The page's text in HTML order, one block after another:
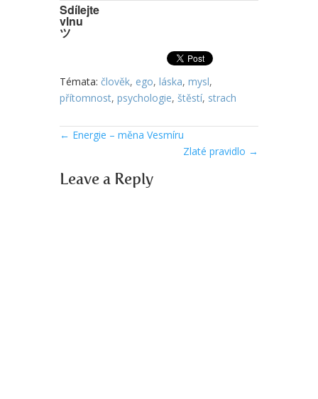
Sdílejte
vlnu
ツ
Témata: člověk, ego, láska, mysl,
přítomnost, psychologie, štěstí, strach
← Energie – měna Vesmíru
Zlaté pravidlo →
Leave a Reply